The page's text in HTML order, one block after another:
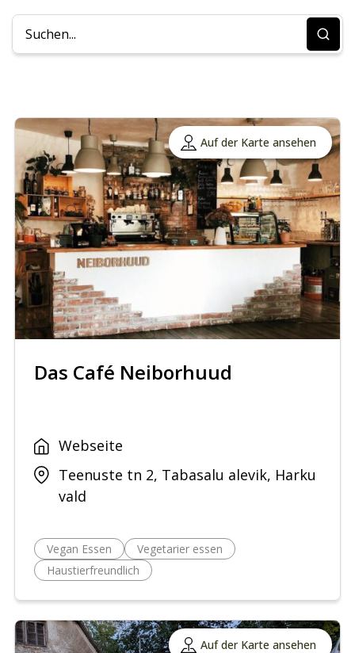
Auf der Karte ansehen
Das Café Neiborhuud
Webseite
Teenuste tn 2, Tabasalu alevik, Harku
vald
Vegan Essen
Vegetarier essen
Haustierfreundlich
Auf der Karte ansehen